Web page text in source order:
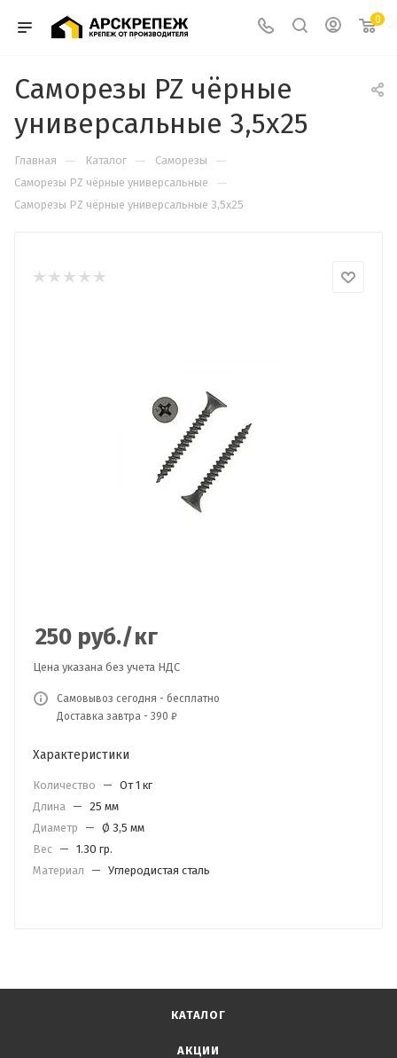
0
Саморезы PZ чёрные
универсальные 3,5х25
Главная — Каталог — Саморезы —
Cаморезы PZ чёрные универсальные —
Саморезы PZ чёрные универсальные 3,5х25
250 руб./кг
Цена указана без учета НДС
Самовывоз сегодня - бесплатно
Доставка завтра - 390 ₽
Характеристики
Количество — От 1 кг
Длина — 25 мм
Диаметр
— Ø 3,5 мм
Вес — 1.30 гр.
Материал
— Углеродистая сталь
КАТАЛОГ
АКЦИИ